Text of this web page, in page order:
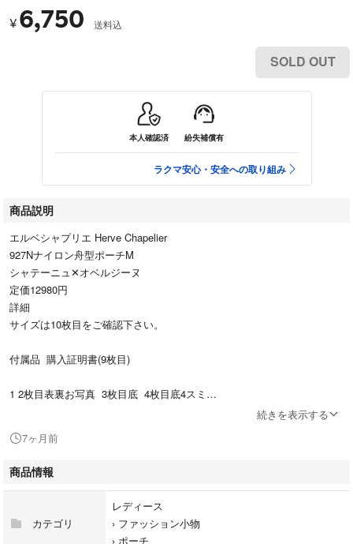
¥ 6,750 送料込
SOLD OUT
本人確認済 紛失補償有
ラクマ安心・安全への取り組み
商品説明
エルベシャプリエ Herve Chapelier
927Nナイロン舟型ポーチM
シャテーニュ✕オベルジーヌ
定価12980円
詳細
サイズは10枚目をご確認下さい。
付属品 購入証明書(9枚目)
1 2枚目表裏お写真 3枚目底 4枚目底4スミ
(分かりやすいようフラッシュ撮影)
化粧品を入れていたポーチとなりますので
ラメの付着や汚れあり。
大きく目立つキズや汚れはありませんが
一定期間の使用をしてます為使用感は御座います。
続きを表示する
7ヶ月前
商品情報
カテゴリ
レディース
› ファッション小物
› ポーチ